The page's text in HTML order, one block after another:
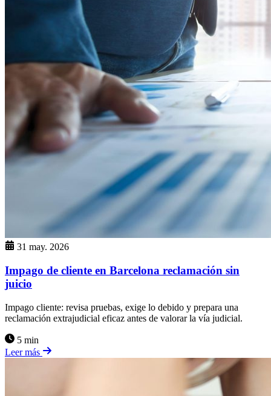
31 may. 2026
Impago de cliente en Barcelona reclamación sin
juicio
Impago cliente: revisa pruebas, exige lo debido y prepara una
reclamación extrajudicial eficaz antes de valorar la vía judicial.
5 min
Leer más